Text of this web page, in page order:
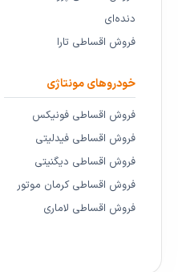
دنده‌ای
فروش اقساطی تارا
خودروهای مونتاژی
فروش اقساطی فونیکس
فروش اقساطی فیدلیتی
فروش اقساطی دیگنیتی
فروش اقساطی کرمان موتور
فروش اقساطی لاماری